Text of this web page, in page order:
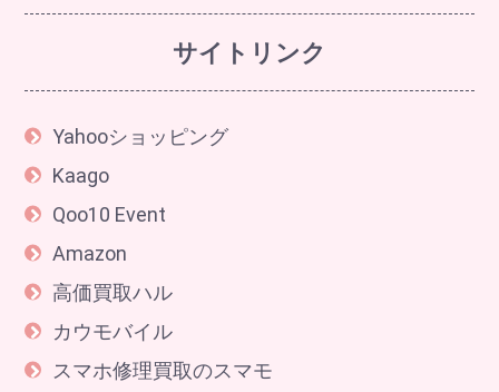
サイトリンク
Yahooショッピング
Kaago
Qoo10 Event
Amazon
高価買取ハル
カウモバイル
スマホ修理買取のスマモ